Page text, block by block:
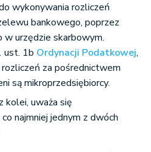
wykonywania rozliczeń
bankowego, poprzez
w urzędzie skarbowym.
ust. 1b Ordynacji Podatkowej,
za pośrednictwem
są mikroprzedsiębiorcy.
kolei, uważa się
najmniej jednym z dwóch